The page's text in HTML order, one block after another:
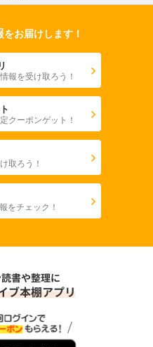
をお届けします！
報を受け取ろう！
クーポンゲット！
取ろう！
をチェック！